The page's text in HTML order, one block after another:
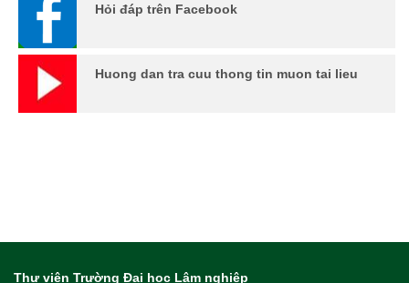
Hỏi đáp trên Facebook
Huong dan tra cuu thong tin muon tai lieu
Thư viện Trường Đại học Lâm nghiệp